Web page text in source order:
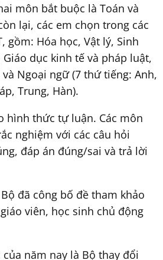
môn bắt buộc là Toán và
lại, các em chọn trong các
gồm: Hóa học, Vật lý, Sinh
dục kinh tế và pháp luật,
Ngoại ngữ (7 thứ tiếng: Anh,
Trung, Hàn).
hình thức tự luận. Các môn
nghiệm với các câu hỏi
đáp án đúng/sai và trả lời
đã công bố đề tham khảo
viên, học sinh chủ động
năm nay là Bộ thay đổi